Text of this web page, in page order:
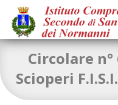
Circolare
Scioperi